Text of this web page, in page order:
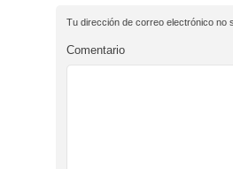
Tu dirección de correo electrónico no
Comentario